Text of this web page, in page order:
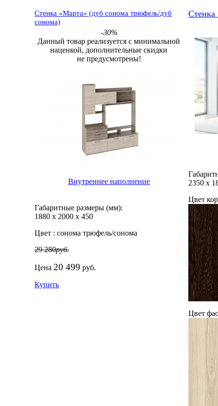
Стенка «Марта» (дуб сонома трюфель/дуб
сонома)
-30%
Данный товар реализуется с минимальной
наценкой, дополнительные скидки
не предусмотрены!
Внутреннее наполнение
Габаритные размеры (мм):
1880 х 2000 х 450
Цвет : сонома трюфель/сонома
29 280руб.
Цена 20 499 руб.
Купить
Стенка
2350 х
Цвет
Цвет